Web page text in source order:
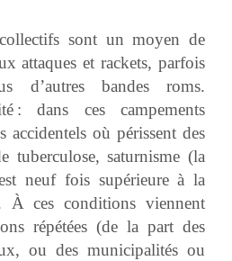
sont un moyen de
attaques et rackets, parfois
d’autres bandes roms.
: dans ces campements
accidentels où périssent des
tuberculose, saturnisme (la
neuf fois supérieure à la
À ces conditions viennent
répétées (de la part des
ou des municipalités ou